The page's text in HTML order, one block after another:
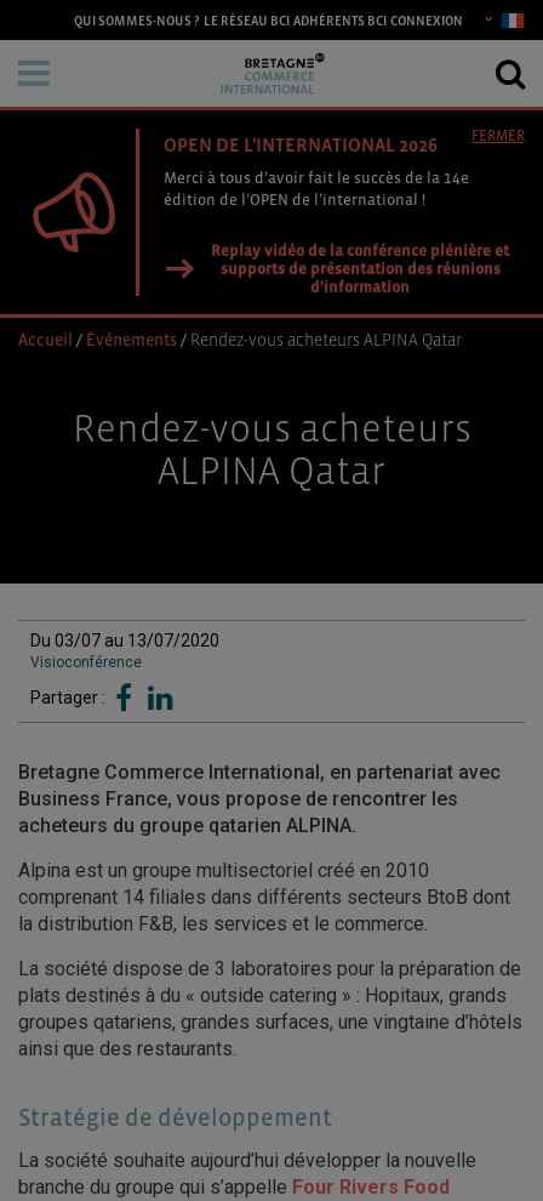
QUI SOMMES-NOUS ? LE RÉSEAU BCI ADHÉRENTS BCI CONNEXION
OPEN DE L'INTERNATIONAL 2026
Merci à tous d’avoir fait le succès de la 14e
édition de l’OPEN de l’international !
Replay vidéo de la conférence plénière et
supports de présentation des réunions
d'information
FERMER
Accueil / Événements/ Rendez-vous acheteurs ALPINA Qatar
Rendez-vous acheteurs
ALPINA Qatar
Du 03/07 au 13/07/2020
Visioconférence
Partager :
Bretagne Commerce International, en partenariat avec
Business France, vous propose de rencontrer les
acheteurs du groupe qatarien ALPINA.
Alpina est un groupe multisectoriel créé en 2010
comprenant 14 filiales dans différents secteurs BtoB dont
la distribution F&B, les services et le commerce.
La société dispose de 3 laboratoires pour la préparation de
plats destinés à du « outside catering » : Hopitaux, grands
groupes qatariens, grandes surfaces, une vingtaine d’hôtels
ainsi que des restaurants.
Stratégie de développement
La société souhaite aujourd’hui développer la nouvelle
branche du groupe qui s’appelle Four Rivers Food